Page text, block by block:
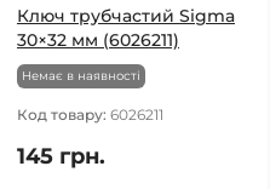
Ключ трубчастий Sigma
30×32 мм (6026211)
Немає в наявності
Код товару: 6026211
145 грн.